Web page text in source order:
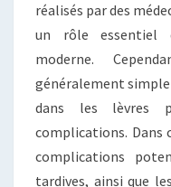
réalisés par des
un rôle essentiel
moderne.
généralement
dans les lèvres
complications. Dans
complications
tardives, ainsi que